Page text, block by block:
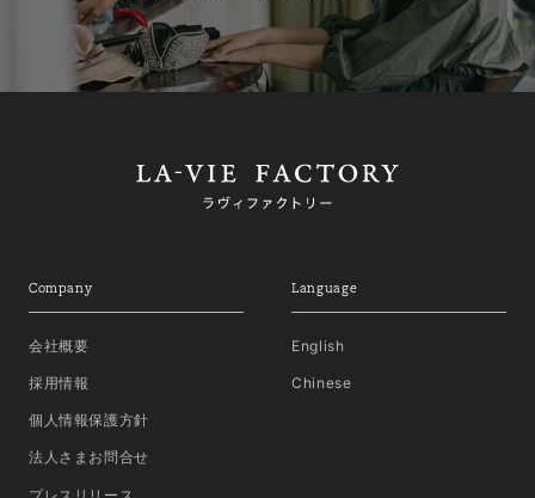
Company
会社概要
採用情報
個人情報保護方針
法人さまお問合せ
Language
English
Chinese